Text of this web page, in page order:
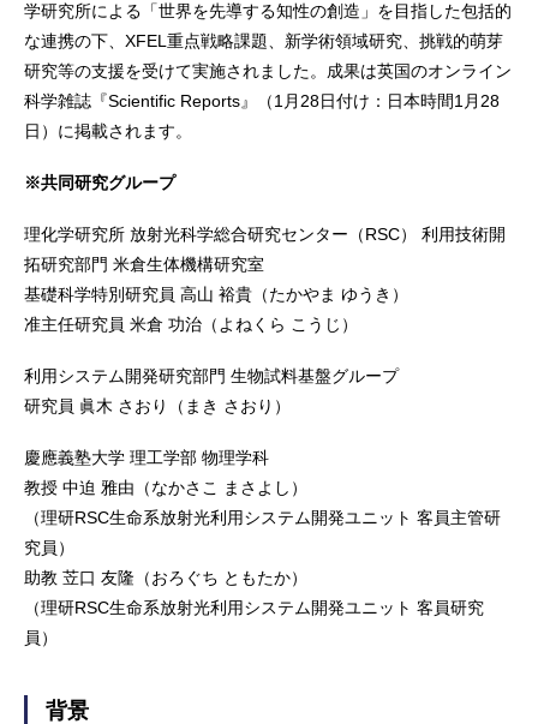
学研究所による「世界を先導する知性の創造」を目指した包括的
な連携の下、XFEL重点戦略課題、新学術領域研究、挑戦的萌芽
研究等の支援を受けて実施されました。成果は英国のオンライン
科学雑誌『Scientific Reports』（1月28日付け：日本時間1月28
日）に掲載されます。
※共同研究グループ
理化学研究所 放射光科学総合研究センター（RSC） 利用技術開
拓研究部門 米倉生体機構研究室
基礎科学特別研究員 高山 裕貴（たかやま ゆうき）
准主任研究員 米倉 功治（よねくら こうじ）
利用システム開発研究部門 生物試料基盤グループ
研究員 眞木 さおり（まき さおり）
慶應義塾大学 理工学部 物理学科
教授 中迫 雅由（なかさこ まさよし）
（理研RSC生命系放射光利用システム開発ユニット 客員主管研
究員）
助教 苙口 友隆（おろぐち ともたか）
（理研RSC生命系放射光利用システム開発ユニット 客員研究
員）
背景